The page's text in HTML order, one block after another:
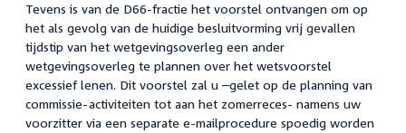
Tevens is van de D66-fractie het voorstel ontvangen om op
het als gevolg van de huidige besluitvorming vrij gevallen
tijdstip van het wetgevingsoverleg een ander
wetgevingsoverleg te plannen over het wetsvoorstel
excessief lenen. Dit voorstel zal u –gelet op de planning van
commissie-activiteiten tot aan het zomerreces- namens uw
voorzitter via een separate e-mailprocedure spoedig worden